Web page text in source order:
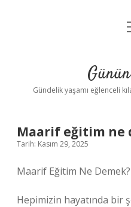
Gündelik yaşamı eğlenceli
Maarif eğitim ne
Tarih: Kasım 29, 2025
Maarif Eğitim Ne Demek?
Hepimizin hayatında bir